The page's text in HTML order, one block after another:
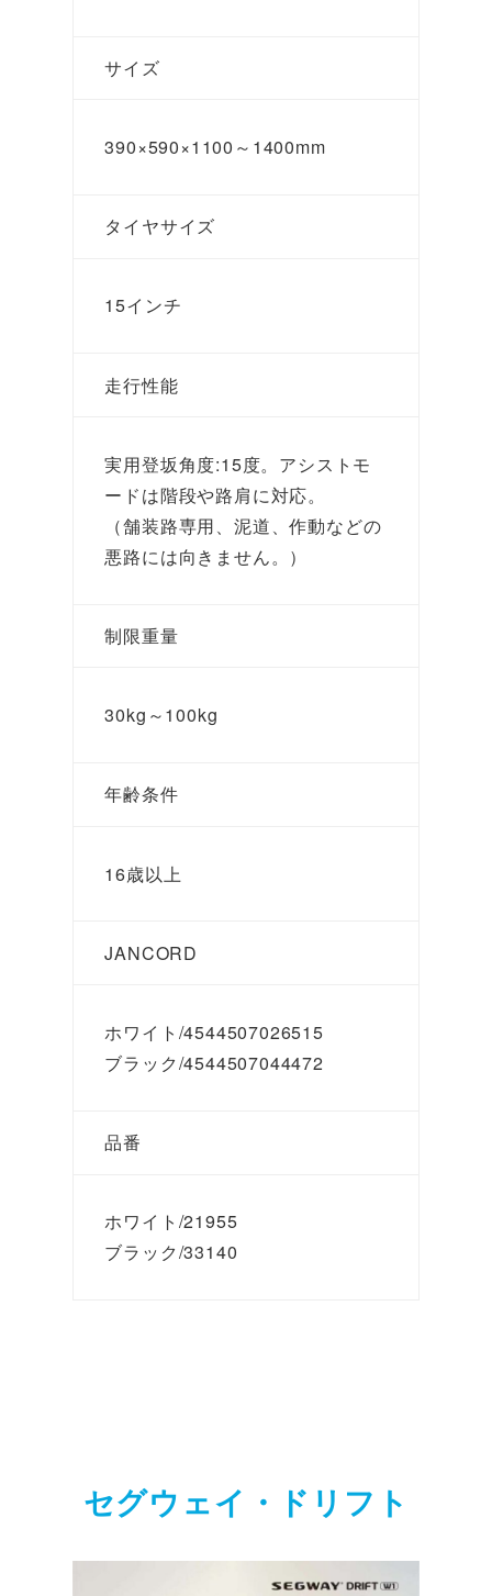
サイズ
390×590×1100～1400mm
タイヤサイズ
15インチ
走行性能
実用登坂角度:15度。アシストモ
ードは階段や路肩に対応。
（舗装路専用、泥道、作動などの
悪路には向きません。）
制限重量
30kg～100kg
年齢条件
16歳以上
JANCORD
ホワイト/4544507026515
ブラック/4544507044472
品番
ホワイト/21955
ブラック/33140
セグウェイ・ドリフト